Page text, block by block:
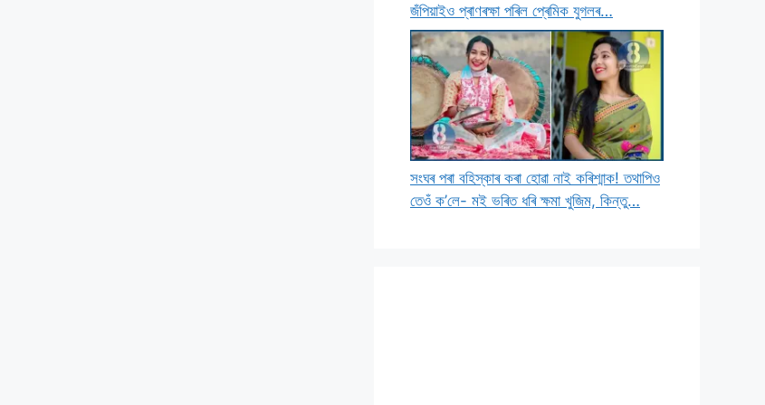
জঁপিয়াইও প্ৰাণৰক্ষা পৰিল প্ৰেমিক যুগলৰ…
সংঘৰ পৰা বহিস্কাৰ কৰা হোৱা নাই কৰিশ্মাক! তথাপিও
তেওঁ ক’লে- মই ভৰিত ধৰি ক্ষমা খুজিম, কিন্তু…